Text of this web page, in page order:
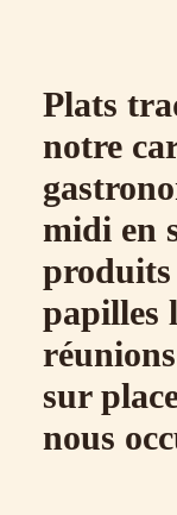
Plats
notre
midi en
produits
papilles
sur
nous